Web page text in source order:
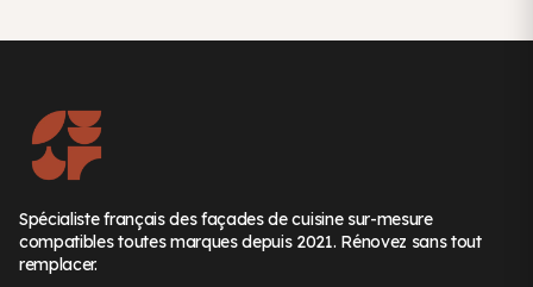
Spécialiste français des façades de cuisine sur-mesure
compatibles toutes marques depuis 2021. Rénovez sans tout
remplacer.